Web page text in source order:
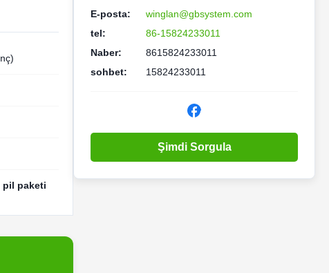
pil paketi
E-posta:
winglan@gbsystem.com
tel:
86-15824233011
Naber:
8615824233011
sohbet:
15824233011
Şimdi Sorgula